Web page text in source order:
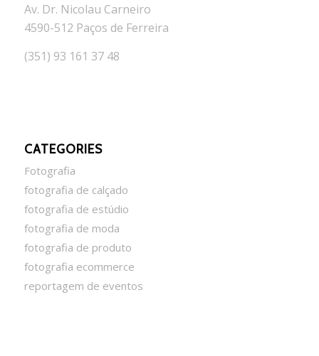
Av. Dr. Nicolau Carneiro
4590-512 Paços de Ferreira
(351) 93 161 37 48
CATEGORIES
Fotografia
fotografia de calçado
fotografia de estúdio
fotografia de moda
fotografia de produto
fotografia ecommerce
reportagem de eventos